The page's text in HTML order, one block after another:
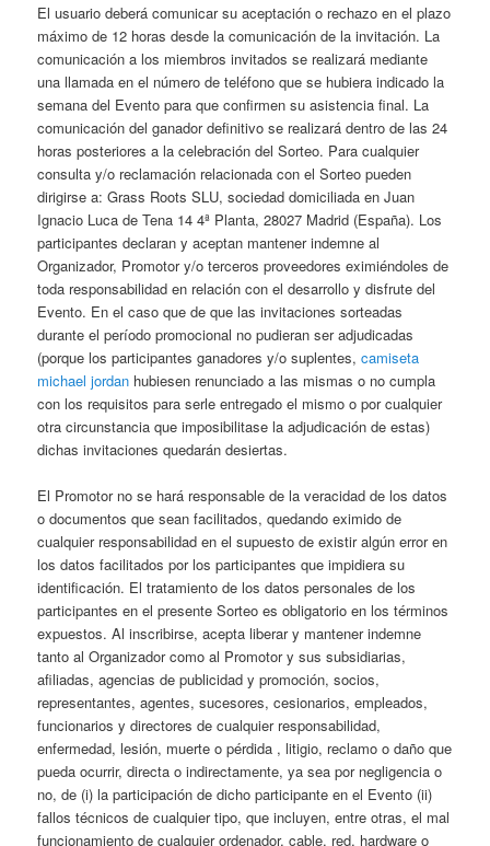
El usuario deberá comunicar su aceptación o rechazo en el plazo
máximo de 12 horas desde la comunicación de la invitación. La
comunicación a los miembros invitados se realizará mediante
una llamada en el número de teléfono que se hubiera indicado la
semana del Evento para que confirmen su asistencia final. La
comunicación del ganador definitivo se realizará dentro de las 24
horas posteriores a la celebración del Sorteo. Para cualquier
consulta y/o reclamación relacionada con el Sorteo pueden
dirigirse a: Grass Roots SLU, sociedad domiciliada en Juan
Ignacio Luca de Tena 14 4ª Planta, 28027 Madrid (España). Los
participantes declaran y aceptan mantener indemne al
Organizador, Promotor y/o terceros proveedores eximiéndoles de
toda responsabilidad en relación con el desarrollo y disfrute del
Evento. En el caso que de que las invitaciones sorteadas
durante el período promocional no pudieran ser adjudicadas
(porque los participantes ganadores y/o suplentes,camiseta
michael jordan hubiesen renunciado a las mismas o no cumpla
con los requisitos para serle entregado el mismo o por cualquier
otra circunstancia que imposibilitase la adjudicación de estas)
dichas invitaciones quedarán desiertas.
El Promotor no se hará responsable de la veracidad de los datos
o documentos que sean facilitados, quedando eximido de
cualquier responsabilidad en el supuesto de existir algún error en
los datos facilitados por los participantes que impidiera su
identificación. El tratamiento de los datos personales de los
participantes en el presente Sorteo es obligatorio en los términos
expuestos. Al inscribirse, acepta liberar y mantener indemne
tanto al Organizador como al Promotor y sus subsidiarias,
afiliadas, agencias de publicidad y promoción, socios,
representantes, agentes, sucesores, cesionarios, empleados,
funcionarios y directores de cualquier responsabilidad,
enfermedad, lesión, muerte o pérdida , litigio, reclamo o daño que
pueda ocurrir, directa o indirectamente, ya sea por negligencia o
no, de (i) la participación de dicho participante en el Evento (ii)
fallos técnicos de cualquier tipo, que incluyen, entre otras, el mal
funcionamiento de cualquier ordenador, cable, red, hardware o